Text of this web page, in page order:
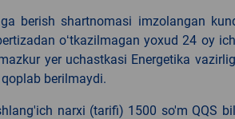
berish shartnomasi imzolangan
oʻtkazilmagan yoxud 24 oy
yer uchastkasi Energetika
berilmaydi.
narxi (tarifi) 1500 so'm QQS